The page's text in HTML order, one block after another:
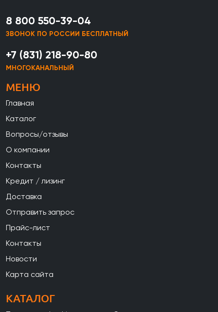
8 800 550-39-04
ЗВОНОК ПО РОССИИ БЕСПЛАТНЫЙ
+7 (831) 218-90-80
МНОГОКАНАЛЬНЫЙ
МЕНЮ
Главная
Каталог
Вопросы/отзывы
О компании
Контакты
Кредит / лизинг
Доставка
Отправить запрос
Прайс-лист
Контакты
Новости
Карта сайта
КАТАЛОГ